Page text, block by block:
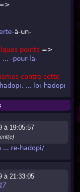
=>
à-un-
points =>
-pour-la-
contre cette
... loi-hadopi
à 19:05:57
... re-hadopi/
à 21:33:05